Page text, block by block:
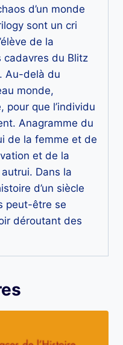
d’un monde
sont un cri
de la
cadavres du Blitz
Au-delà du
monde,
pour que l’individu
Anagramme du
de la femme et de
et de la
Dans la
d’un siècle
peut-être se
déroutant des